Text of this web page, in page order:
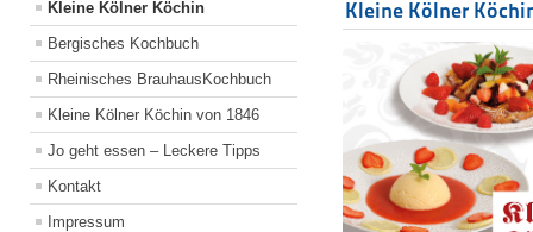
Kleine Kölner Köchin
Bergisches Kochbuch
Rheinisches BrauhausKochbuch
Kleine Kölner Köchin von 1846
Jo geht essen – Leckere Tipps
Kontakt
Impressum
Kleine Kölner